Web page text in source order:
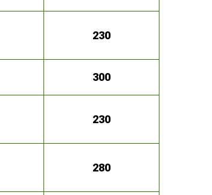
230
300
230
280